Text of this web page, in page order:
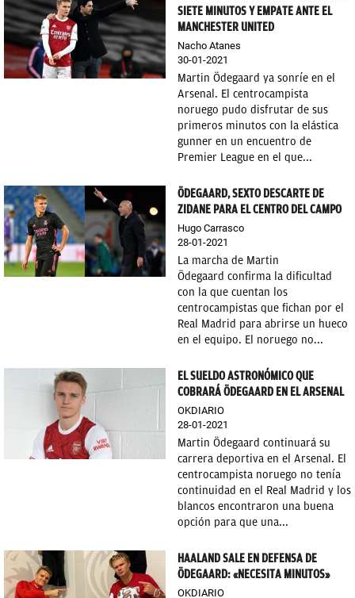
SIETE MINUTOS Y EMPATE ANTE EL
MANCHESTER UNITED
Nacho Atanes
30-01-2021
Martin Ödegaard ya sonríe en el
Arsenal. El centrocampista
noruego pudo disfrutar de sus
primeros minutos con la elástica
gunner en un encuentro de
Premier League en el que...
ÖDEGAARD, SEXTO DESCARTE DE
ZIDANE PARA EL CENTRO DEL CAMPO
Hugo Carrasco
28-01-2021
La marcha de Martin
Ödegaard confirma la dificultad
con la que cuentan los
centrocampistas que fichan por el
Real Madrid para abrirse un hueco
en el equipo. El noruego no...
EL SUELDO ASTRONÓMICO QUE
COBRARÁ ÖDEGAARD EN EL ARSENAL
OKDIARIO
28-01-2021
Martin Ödegaard continuará su
carrera deportiva en el Arsenal. El
centrocampista noruego no tenía
continuidad en el Real Madrid y los
blancos encontraron una buena
opción para que una...
HAALAND SALE EN DEFENSA DE
ÖDEGAARD: «NECESITA MINUTOS»
OKDIARIO